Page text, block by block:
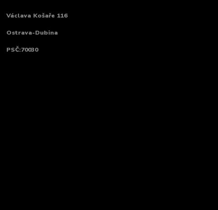
Václava Košaře 116
Ostrava-Dubina
PSČ:70030